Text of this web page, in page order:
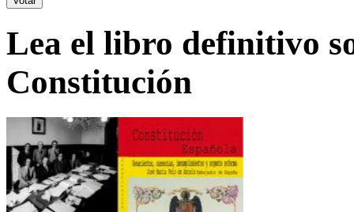
Lea el libro definitivo
Constitución